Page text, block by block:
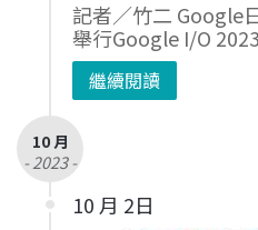
記者／竹二 Google
舉行Google I/O
繼續閱讀
10 月
- 2023 -
10 月 2日